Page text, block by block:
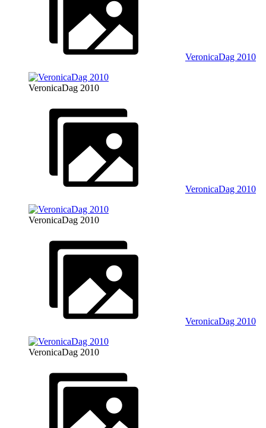
VeronicaDag 2010
VeronicaDag 2010
VeronicaDag 2010
VeronicaDag 2010
VeronicaDag 2010
VeronicaDag 2010